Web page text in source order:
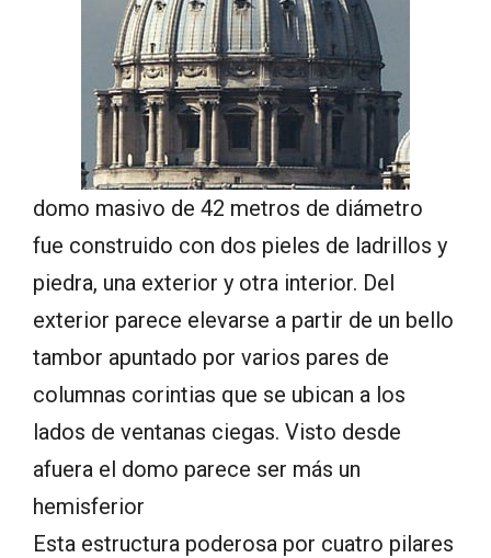
domo masivo de 42 metros de diámetro
fue construido con dos pieles de ladrillos y
piedra, una exterior y otra interior. Del
exterior parece elevarse a partir de un bello
tambor apuntado por varios pares de
columnas corintias que se ubican a los
lados de ventanas ciegas. Visto desde
afuera el domo parece ser más un
hemisferior
Esta estructura poderosa por cuatro pilares